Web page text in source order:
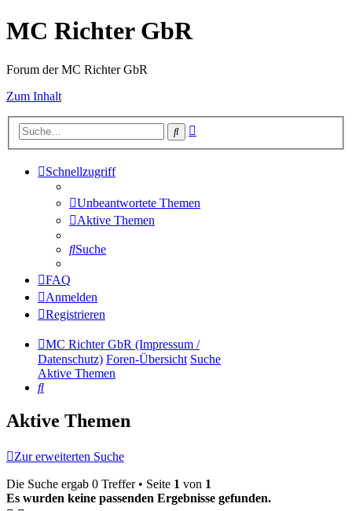
MC Richter GbR
Forum der MC Richter GbR
Zum Inhalt
Suche
Schnellzugriff
Unbeantwortete Themen
Aktive Themen
Suche
FAQ
Anmelden
Registrieren
MC Richter GbR (Impressum /
Datenschutz) Foren-Übersicht Suche
Aktive Themen
Suche
Aktive Themen
Zur erweiterten Suche
Die Suche ergab 0 Treffer • Seite 1 von 1
Es wurden keine passenden Ergebnisse gefunden.